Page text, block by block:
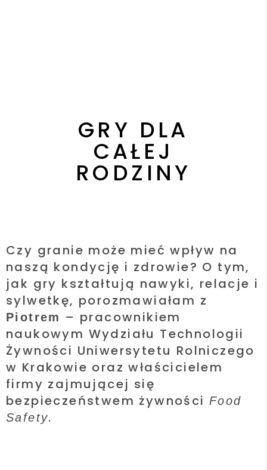
GRY DLA
CAŁEJ
RODZINY
Czy granie może mieć wpływ na
naszą kondycję i zdrowie? O tym,
jak gry kształtują nawyki, relacje i
sylwetkę, porozmawiałam z
Piotrem – pracownikiem
naukowym Wydziału Technologii
Żywności Uniwersytetu Rolniczego
w Krakowie oraz właścicielem
firmy zajmującej się
bezpieczeństwem żywności Food
Safety.